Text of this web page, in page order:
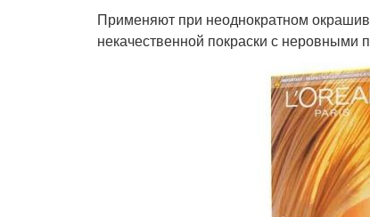
Применяют при неоднократном
некачественной покраски с неровными